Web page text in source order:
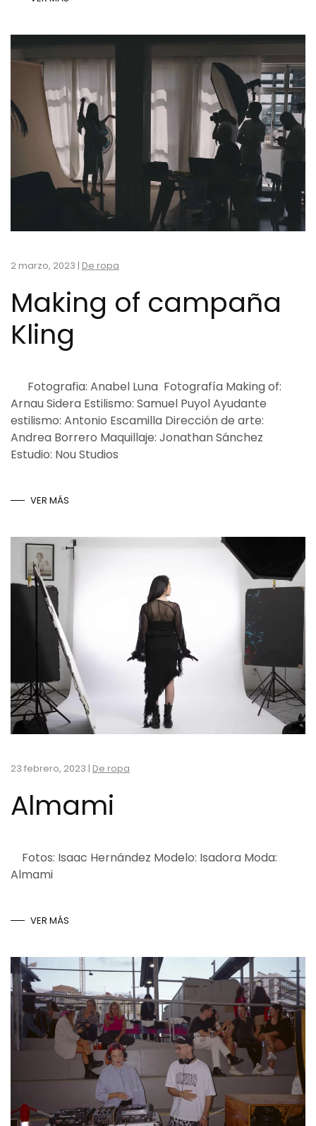
2 marzo, 2023 | De ropa
Making of campaña
Kling
Fotografia: Anabel Luna Fotografía Making of:
Arnau Sidera Estilismo: Samuel Puyol Ayudante
estilismo: Antonio Escamilla Dirección de arte:
Andrea Borrero Maquillaje: Jonathan Sánchez
Estudio: Nou Studios
VER MÁS
23 febrero, 2023 | De ropa
Almami
Fotos: Isaac Hernández Modelo: Isadora Moda:
Almami
VER MÁS